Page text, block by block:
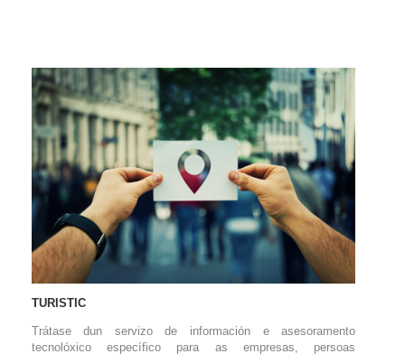
TURISTIC
Trátase dun servizo de información e asesoramento
tecnolóxico específico para as empresas, persoas